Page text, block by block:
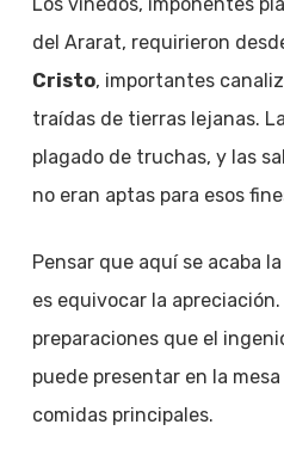
del Ararat, requirieron
Cristo, importantes
traídas de tierras lejanas.
plagado de truchas, y las
no eran aptas para esos
Pensar que aquí se acaba
es equivocar la
preparaciones que el
puede presentar en la
comidas principales.